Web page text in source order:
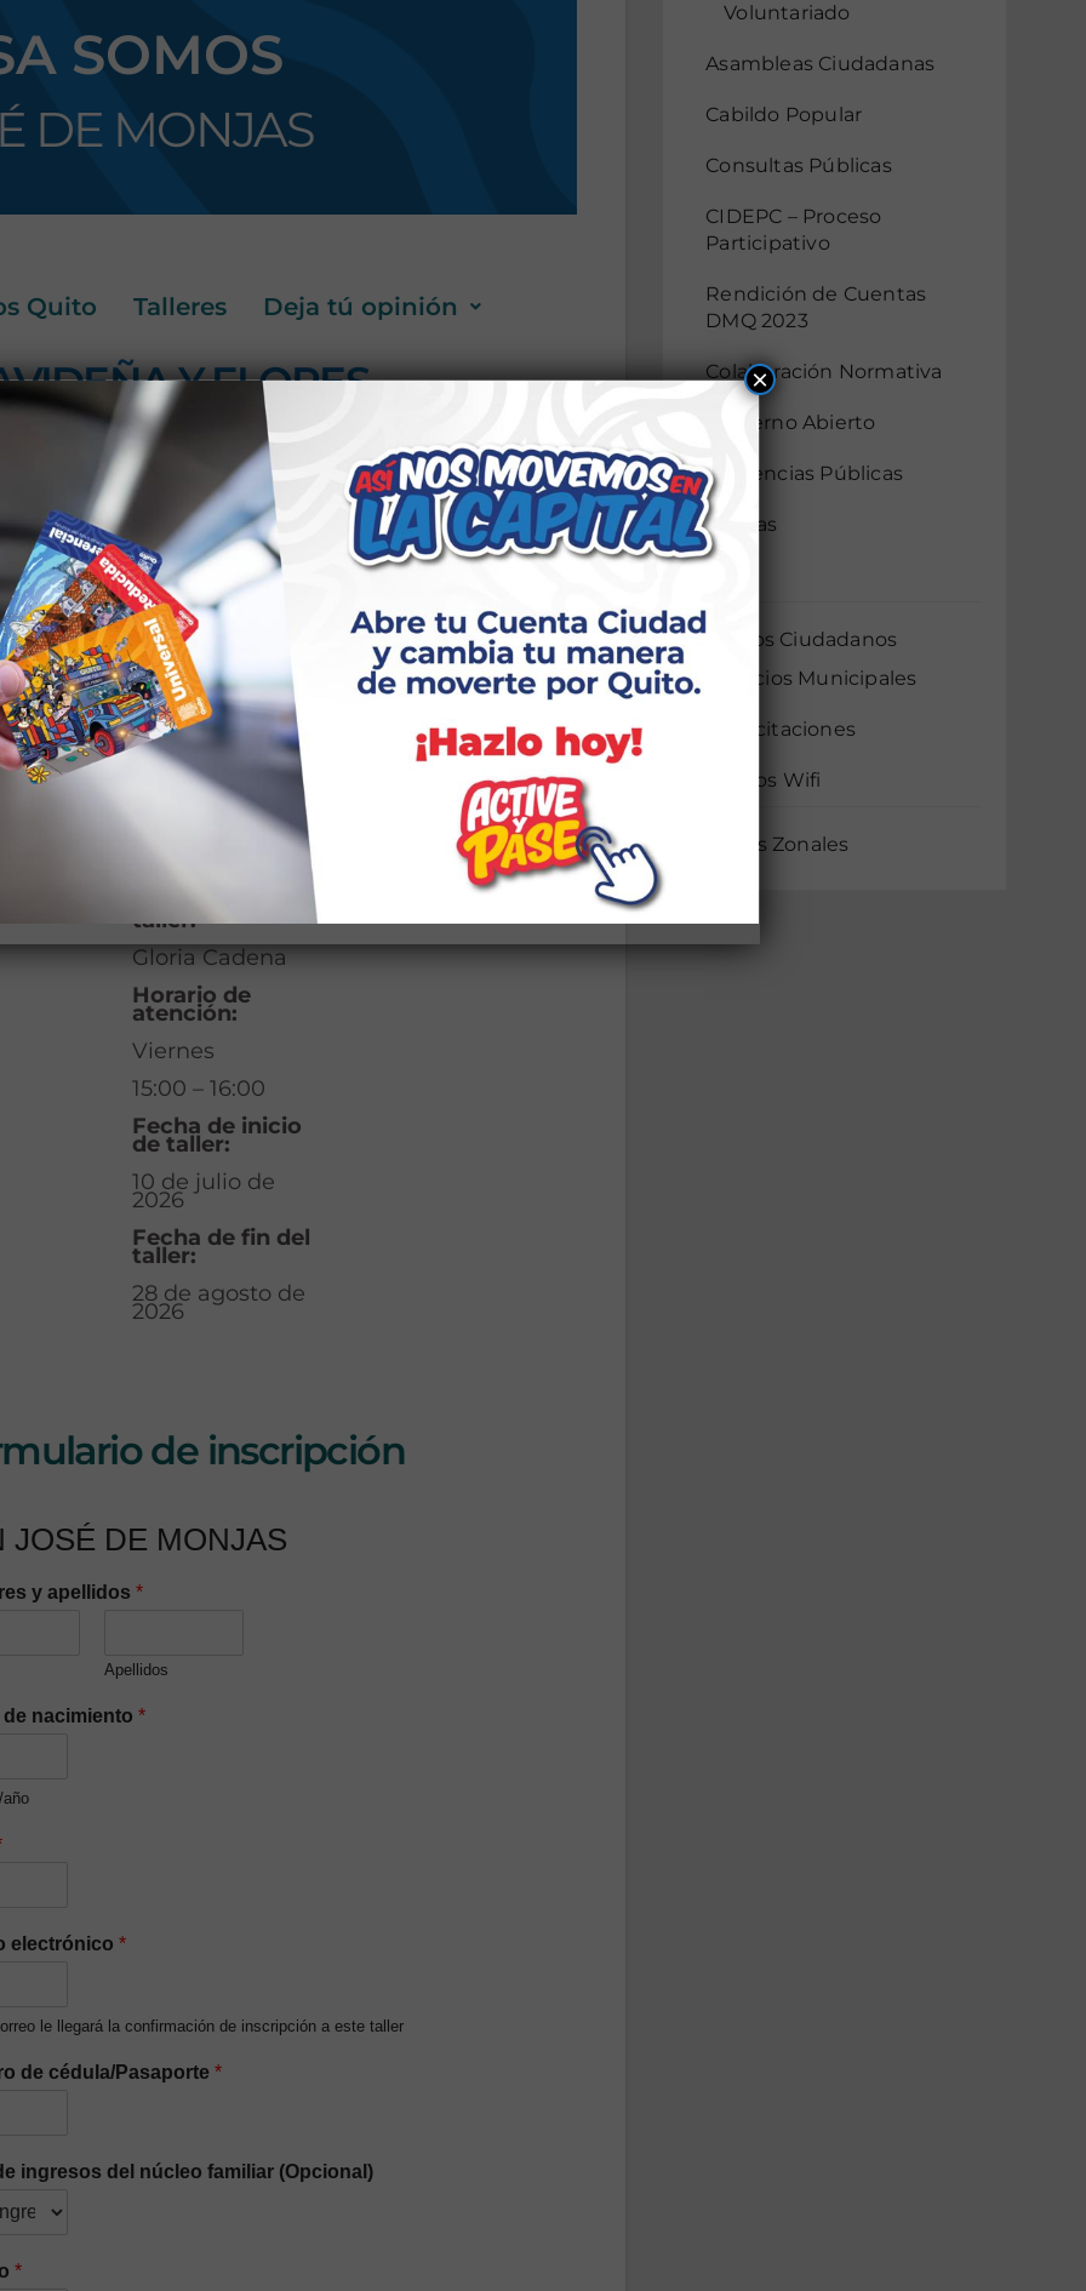
SOMOS
DE MONJAS
Quito Talleres Deja tú opinión
Y FLORES
ARTESANAL Y
elaborar accesorios para tu hogar
Información
Adicional
Modalidad:
Responsable del
taller:
Gloria Cadena
Horario de
atención:
Viernes
15:00 – 16:00
Fecha de inicio
de taller:
10 de julio de
2026
Fecha de fin del
taller:
28 de agosto de
2026
de inscripción
JOSÉ DE MONJAS
y apellidos *
Apellidos
de nacimiento *
electrónico *
le llegará la confirmación de inscripción a este taller
de cédula/Pasaporte *
ingresos del núcleo familiar (Opcional)
*
Voluntariado
Asambleas Ciudadanas
Cabildo Popular
Consultas Públicas
CIDEPC – Proceso
Participativo
Rendición de Cuentas
DMQ 2023
Colaboración Normativa
Gobierno Abierto
Audiencias Públicas
Mingas
Servicios Ciudadanos
Servicios Municipales
Capacitaciones
Puntos Wifi
Noticias Zonales
×